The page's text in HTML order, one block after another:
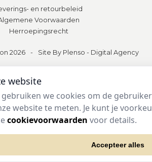
en retourbeleid
Voorwaarden
Herroepingsrecht
2026 - Site By Plenso - Digital Agency
website
we cookies om de
website te meten. Je kunt je
cookievoorwaarden voor details.
Accepteer alles